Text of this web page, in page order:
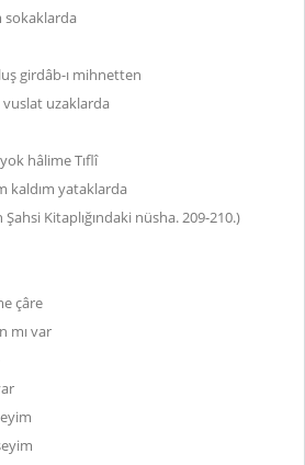
sokaklarda
girdâb-ı mihnetten
uzaklarda
hâlime Tıflî
kaldım yataklarda
Kitaplığındaki nüsha. 209-210.)
çâre
mı var